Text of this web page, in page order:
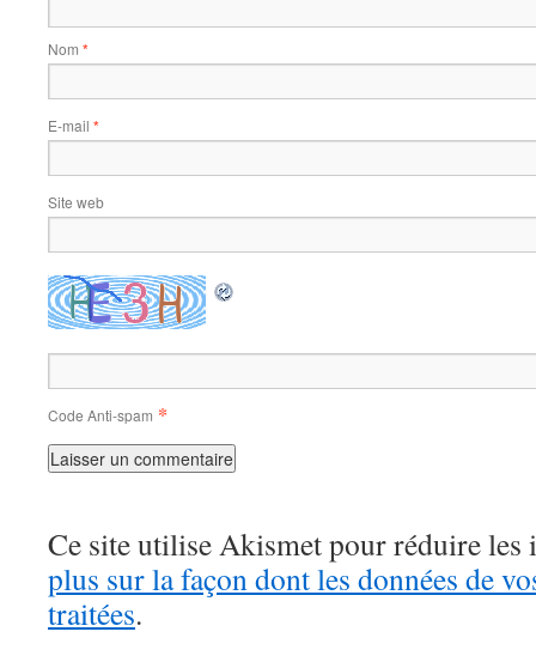
Nom *
E-mail *
Site web
Code Anti-spam *
Ce site utilise Akismet pour réduire les
plus sur la façon dont les données de
traitées.